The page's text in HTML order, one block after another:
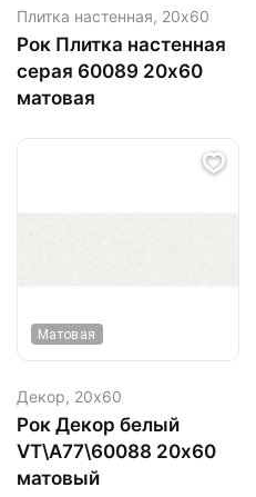
Плитка настенная, 20х60
Рок Плитка настенная
серая 60089 20х60
матовая
Матовая
Декор, 20х60
Рок Декор белый
VT\A77\60088 20х60
матовый